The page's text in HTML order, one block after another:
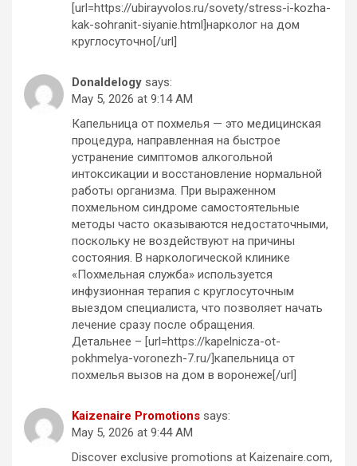
[url=https://ubirayvolos.ru/sovety/stress-i-kozha-
kak-sohranit-siyanie.html]нарколог на дом
круглосуточно[/url]
Donaldelogy says:
May 5, 2026 at 9:14 AM
Капельница от похмелья — это медицинская
процедура, направленная на быстрое
устранение симптомов алкогольной
интоксикации и восстановление нормальной
работы организма. При выраженном
похмельном синдроме самостоятельные
методы часто оказываются недостаточными,
поскольку не воздействуют на причины
состояния. В наркологической клинике
«Похмельная служба» используется
инфузионная терапия с круглосуточным
выездом специалиста, что позволяет начать
лечение сразу после обращения.
Детальнее – [url=https://kapelnicza-ot-
pokhmelya-voronezh-7.ru/]капельница от
похмелья вызов на дом в воронеже[/url]
Kaizenaire Promotions says:
May 5, 2026 at 9:44 AM
Discover exclusive promotions аt Kaizenaire.com,